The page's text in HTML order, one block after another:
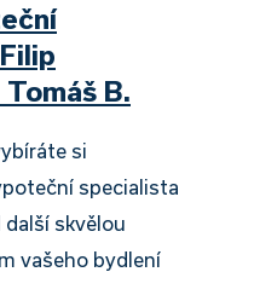
B.
si
specialista
další skvělou
vašeho bydlení